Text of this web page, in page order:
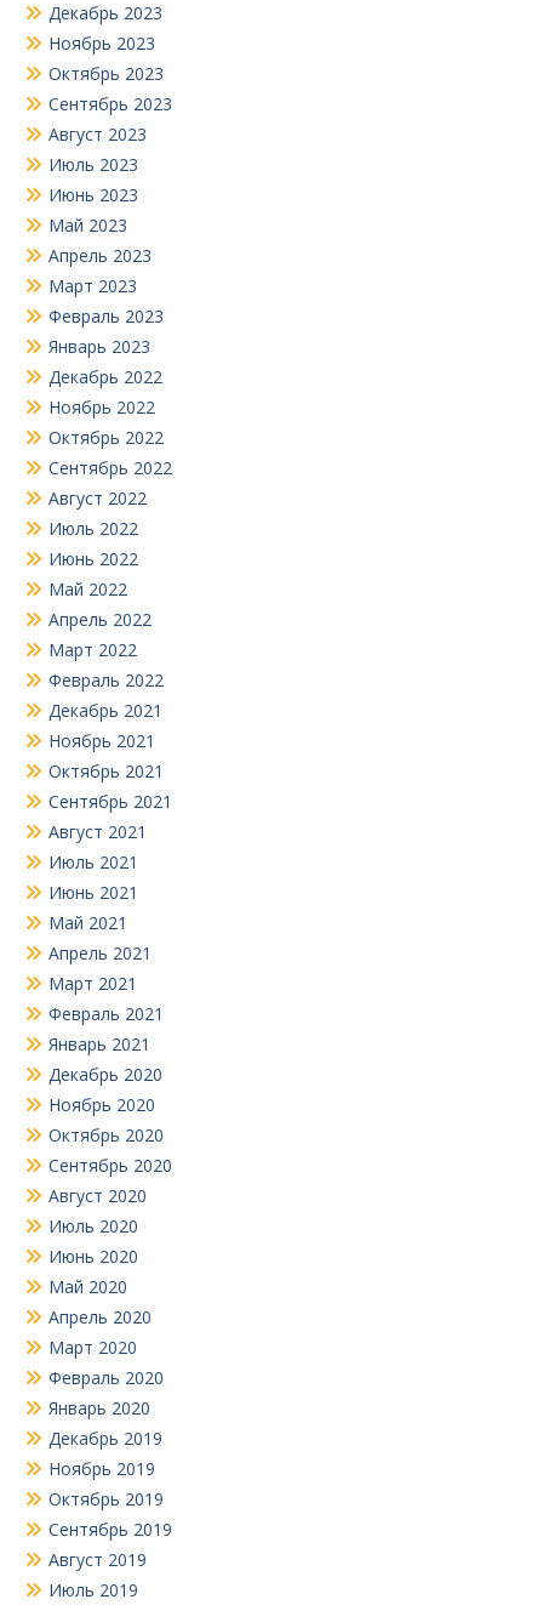
Декабрь 2023
Ноябрь 2023
Октябрь 2023
Сентябрь 2023
Август 2023
Июль 2023
Июнь 2023
Май 2023
Апрель 2023
Март 2023
Февраль 2023
Январь 2023
Декабрь 2022
Ноябрь 2022
Октябрь 2022
Сентябрь 2022
Август 2022
Июль 2022
Июнь 2022
Май 2022
Апрель 2022
Март 2022
Февраль 2022
Декабрь 2021
Ноябрь 2021
Октябрь 2021
Сентябрь 2021
Август 2021
Июль 2021
Июнь 2021
Май 2021
Апрель 2021
Март 2021
Февраль 2021
Январь 2021
Декабрь 2020
Ноябрь 2020
Октябрь 2020
Сентябрь 2020
Август 2020
Июль 2020
Июнь 2020
Май 2020
Апрель 2020
Март 2020
Февраль 2020
Январь 2020
Декабрь 2019
Ноябрь 2019
Октябрь 2019
Сентябрь 2019
Август 2019
Июль 2019